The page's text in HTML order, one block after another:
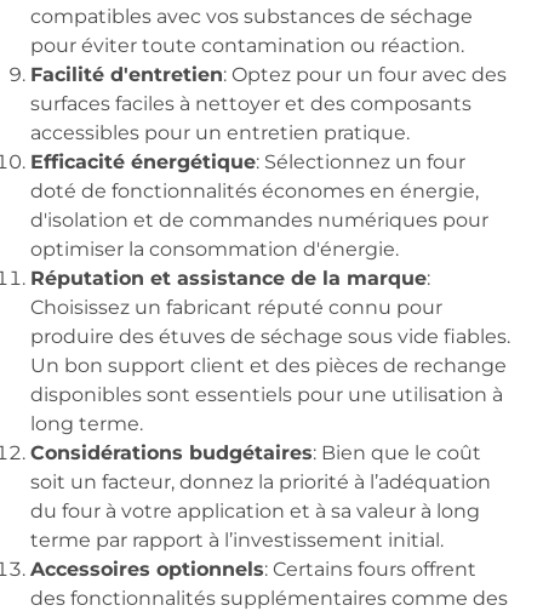
compatibles avec vos substances de séchage
pour éviter toute contamination ou réaction.
Facilité d'entretien: Optez pour un four avec des
surfaces faciles à nettoyer et des composants
accessibles pour un entretien pratique.
Efficacité énergétique: Sélectionnez un four
doté de fonctionnalités économes en énergie,
d'isolation et de commandes numériques pour
optimiser la consommation d'énergie.
Réputation et assistance de la marque:
Choisissez un fabricant réputé connu pour
produire des étuves de séchage sous vide fiables.
Un bon support client et des pièces de rechange
disponibles sont essentiels pour une utilisation à
long terme.
Considérations budgétaires: Bien que le coût
soit un facteur, donnez la priorité à l’adéquation
du four à votre application et à sa valeur à long
terme par rapport à l’investissement initial.
Accessoires optionnels: Certains fours offrent
des fonctionnalités supplémentaires comme des